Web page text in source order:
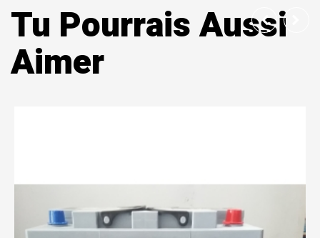
Tu Pourrais Aussi
Aimer